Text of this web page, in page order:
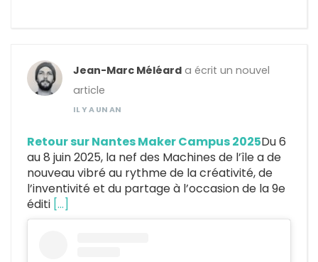
Jean-Marc Méléard a écrit un nouvel
article
IL Y A UN AN
Retour sur Nantes Maker Campus 2025Du 6
au 8 juin 2025, la nef des Machines de l’île a de
nouveau vibré au rythme de la créativité, de
l’inventivité et du partage à l’occasion de la 9e
éditi […]